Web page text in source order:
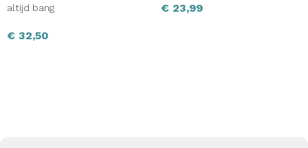
altijd bang
€ 32,50
€ 23,99